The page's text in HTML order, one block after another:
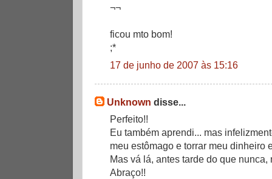
¬¬
ficou mto bom!
;*
17 de junho de 2007 às 15:16
Unknown disse...
Perfeito!!
Eu também aprendi... mas
meu estômago e torrar meu dinheiro
Mas vá lá, antes tarde do que nunca,
Abraço!!